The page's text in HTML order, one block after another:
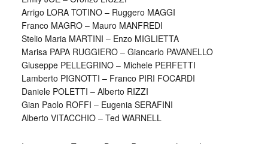
Arrigo LORA TOTINO – Ruggero MAGGI
Franco MAGRO – Mauro MANFREDI
Stelio Maria MARTINI – Enzo MIGLIETTA
Marisa PAPA RUGGIERO – Giancarlo PAVANELLO
Giuseppe PELLEGRINO – Michele PERFETTI
Lamberto PIGNOTTI – Franco PIRI FOCARDI
Daniele POLETTI – Alberto RIZZI
Gian Paolo ROFFI – Eugenia SERAFINI
Alberto VITACCHIO – Ted WARNELL